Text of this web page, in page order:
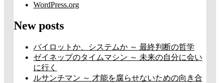
WordPress.org
New posts
パイロットか、システムか ～ 最終判断の哲学
ゼイネップのタイムマシン ～ 未来の自分に会い
に行く
ルサンチマン ～ 才能を腐らせないための向き合